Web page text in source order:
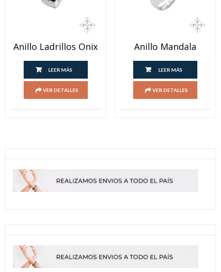
Anillo Ladrillos Onix
LEER MÁS
VER DETALLES
Anillo Mandala
LEER MÁS
VER DETALLES